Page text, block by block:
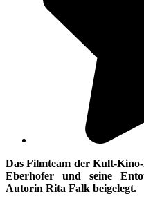
Das Filmteam der Kult-
Eberhofer und
seine
Autorin Rita Falk beigelegt.